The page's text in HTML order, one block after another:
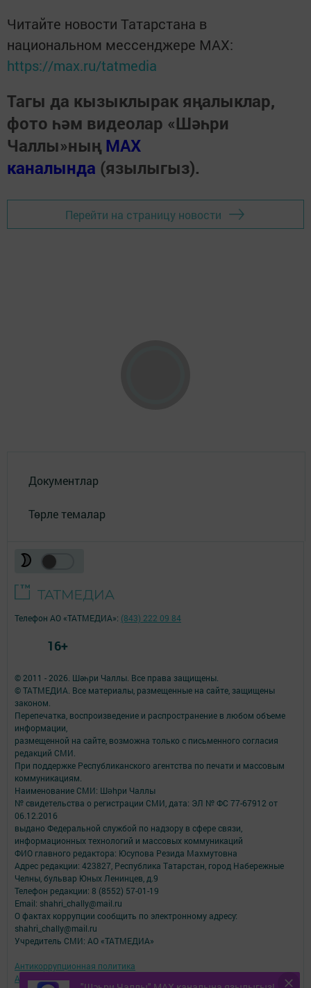
Читайте новости Татарстана в
национальном мессенджере MАХ:
https://max.ru/tatmedia
Тагы да кызыклырак яңалыклар,
фото һәм видеолар «Шәһри
Чаллы»ның MAX
каналында (язылыгыз).
Перейти на страницу новости
Документлар
Төрле темалар
© 2011 - 2026. Шәһри Чаллы. Все права защищены.
© ТАТМЕДИА. Все материалы, размещенные на сайте, защищены
законом.
Перепечатка, воспроизведение и распространение в любом объеме
информации,
размещенной на сайте, возможна только с письменного согласия
редакций СМИ.
При поддержке Республиканского агентства по печати и массовым
коммуникациям.
Наименование СМИ: Шəhри Чаллы
№ свидетельства о регистрации СМИ, дата: ЭЛ № ФС 77-67912 от
06.12.2016
выдано Федеральной службой по надзору в сфере связи,
информационных технологий и массовых коммуникаций
ФИО главного редактора: Юсупова Резида Махмутовна
Адрес редакции: 423827, Республика Татарстан, город Набережные
Челны, бульвар Юных Ленинцев, д.9
Телефон редакции: 8 (8552) 57-01-19
Email: shahri_chally@mail.ru
О фактах коррупции сообщить по электронному адресу:
shahri_chally@mail.ru
Учредитель СМИ: АО «ТАТМЕДИА»
Антикоррупционная политика
АО «ТАТМЕДИА» использует «cookie»
для персонализации сервисов и
Телефон АО «ТАТМЕДИА»: (843) 222 09 84
16+